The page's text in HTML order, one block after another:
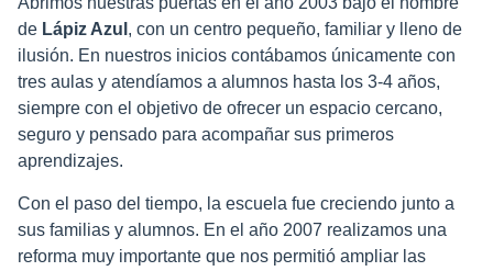
de Lápiz Azul , con un centro pequeño, familiar y lleno de
ilusión. En nuestros inicios contábamos únicamente con
tres aulas y atendíamos a alumnos hasta los 3-4 años,
siempre con el objetivo de ofrecer un espacio cercano,
seguro y pensado para acompañar sus primeros
aprendizajes.
Con el paso del tiempo, la escuela fue creciendo junto a
sus familias y alumnos. En el año 2007 realizamos una
reforma muy importante que nos permitió ampliar las